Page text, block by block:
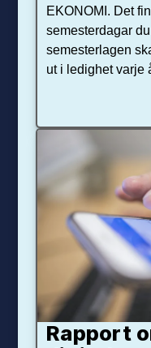
EKONOMI. Det
semesterdagar
semesterlagen
ut i ledighet varje
Rapport